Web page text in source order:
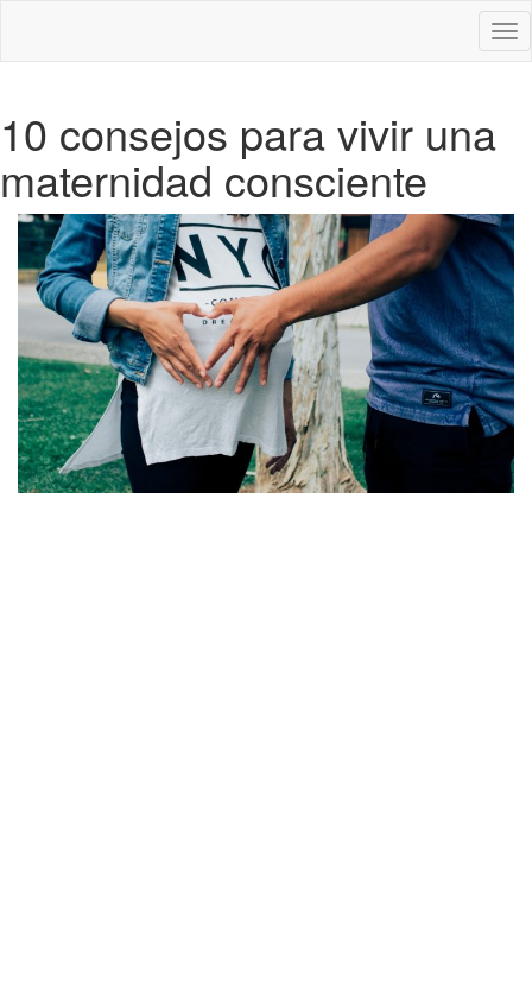
10 consejos para vivir una
maternidad consciente